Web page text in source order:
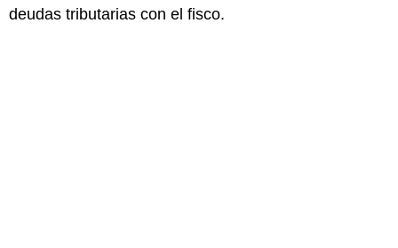
deudas tributarias con el fisco.